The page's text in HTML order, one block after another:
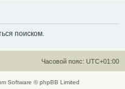
поиском.
Часовой пояс: UTC+01:00
Software © phpBB Limited